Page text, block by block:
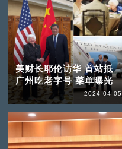
美财长耶伦访华 首站抵
广州吃老字号 菜单曝光
2024-04-05